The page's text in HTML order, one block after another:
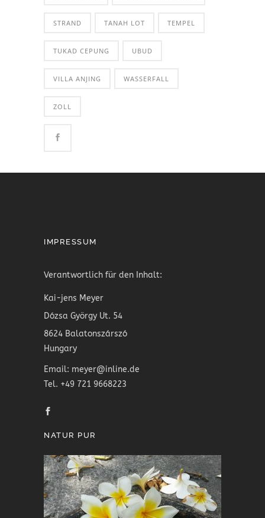
STRAND TANAH LOT TEMPEL
TUKAD CEPUNG UBUD
VILLA ANJING WASSERFALL
ZOLL
IMPRESSUM
Verantwortlich für den Inhalt:
Kai-jens Meyer
Dózsa György Ut. 54
8624 Balatonszárszó
Hungary
Email: meyer@inline.de
Tel. +49 721 9668223
NATUR PUR